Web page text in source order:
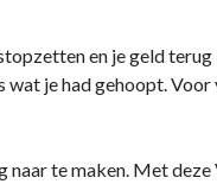
en je geld
je had gehoopt.
te maken. Met